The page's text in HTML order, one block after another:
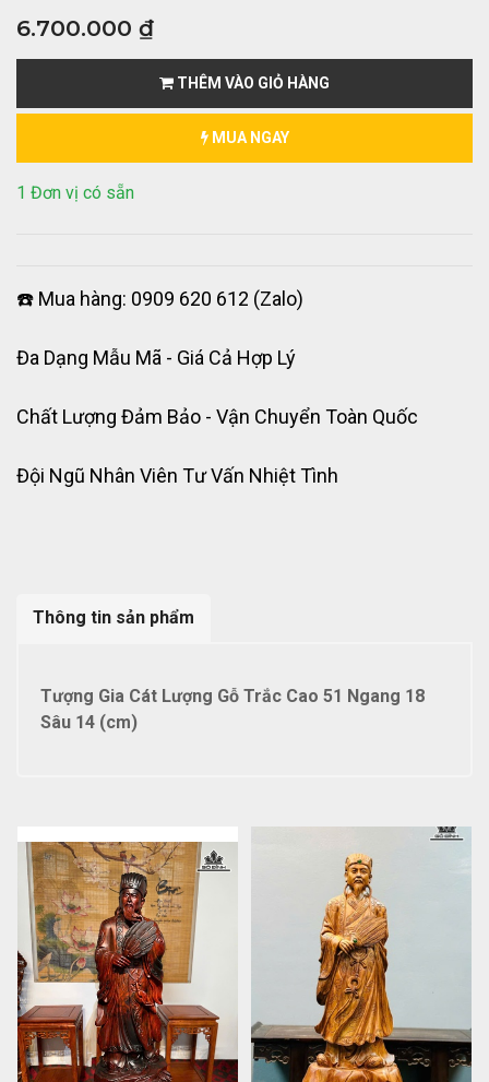
6.700.000 ₫
THÊM VÀO GIỎ HÀNG
MUA NGAY
1 Đơn vị có sẵn
☎️ Mua hàng: 0909 620 612 (Zalo)
Đa Dạng Mẫu Mã - Giá Cả Hợp Lý
Chất Lượng Đảm Bảo - Vận Chuyển Toàn Quốc
Đội Ngũ Nhân Viên Tư Vấn Nhiệt Tình
Thông tin sản phẩm
Tượng Gia Cát Lượng Gỗ Trắc Cao 51 Ngang 18
Sâu 14 (cm)